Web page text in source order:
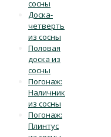
сосны
Доска-
четверть
из сосны
Половая
доска из
сосны
Погонаж:
Наличник
из сосны
Погонаж:
Плинтус